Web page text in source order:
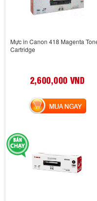
Mực in Canon 418 Magenta
Cartridge
2,600,000 VND
MUA NGAY